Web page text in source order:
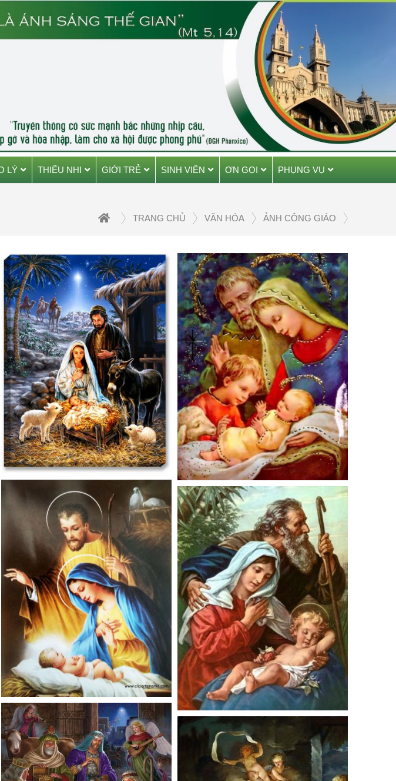
LÝ THIẾU NHI GIỚI TRẺ SINH VIÊN ƠN GỌI PHỤNG VỤ
TRANG CHỦ VĂN HÓA ẢNH CÔNG GIÁO